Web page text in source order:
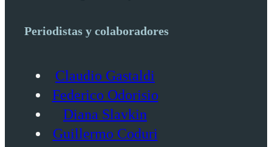
Periodistas y colaboradores
Claudio Gastaldi
Federico Odorisio
Diana Slavkin
Guillermo Coduri